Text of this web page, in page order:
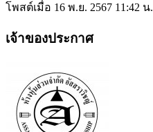
โพสต์เมื่อ 16 พ.ย. 2567 11:42 น.
เจ้าของประกาศ